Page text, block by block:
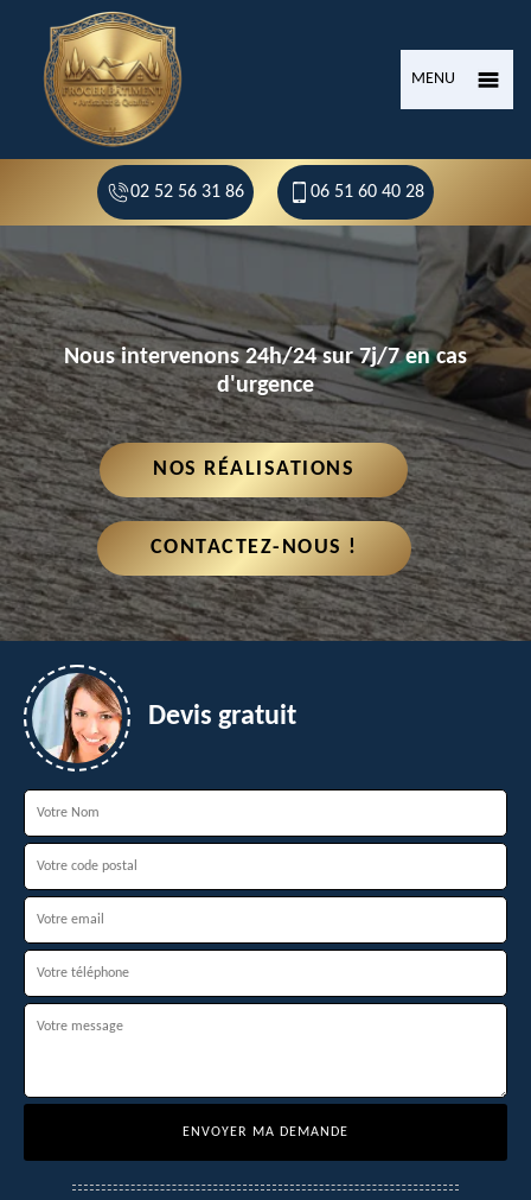
MENU
02 52 56 31 86 06 51 60 40 28
Nous intervenons 24h/24 sur 7j/7 en cas
d'urgence
NOS RÉALISATIONS
CONTACTEZ-NOUS !
Devis gratuit